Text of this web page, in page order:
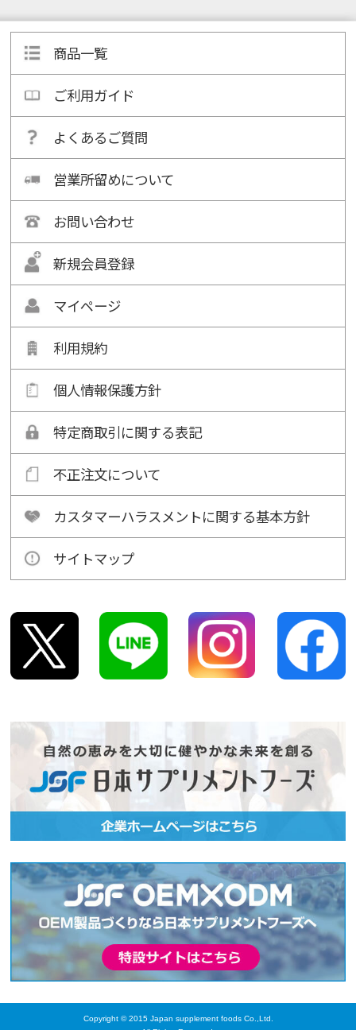
商品一覧
ご利用ガイド
よくあるご質問
営業所留めについて
お問い合わせ
新規会員登録
マイページ
利用規約
個人情報保護方針
特定商取引に関する表記
不正注文について
カスタマーハラスメントに関する基本方針
サイトマップ
Copyright © 2015 Japan supplement foods Co.,Ltd.